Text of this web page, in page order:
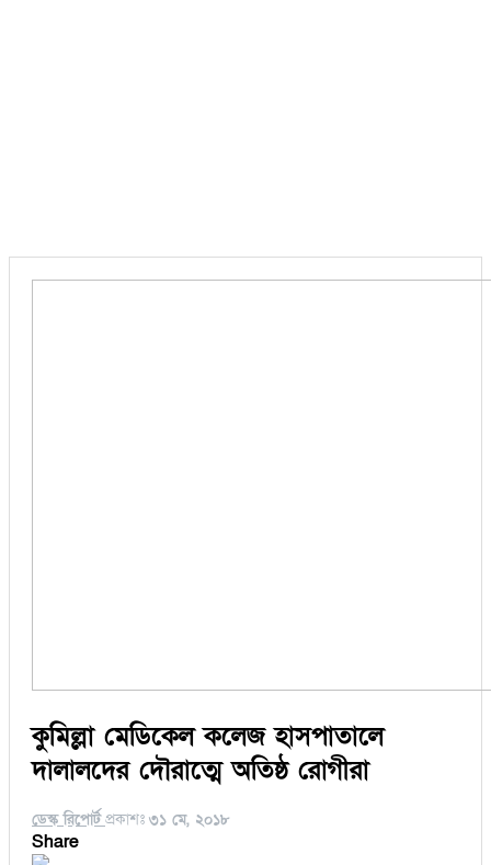
কুমিল্লা মেডিকেল কলেজ হাসপাতালে
দালালদের দৌরাত্মে অতিষ্ঠ রোগীরা
ডেস্ক রিপোর্ট প্রকাশঃ ৩১ মে, ২০১৮
Share